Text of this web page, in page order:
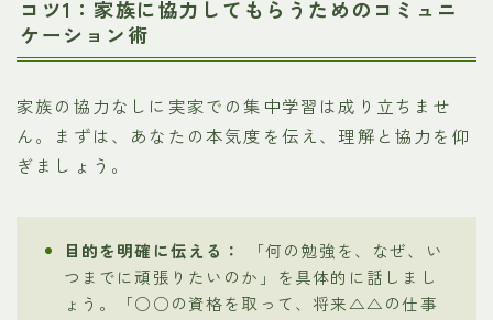
コツ1：家族に協力してもらうためのコミュニ
ケーション術
家族の協力なしに実家での集中学習は成り立ちませ
ん。まずは、あなたの本気度を伝え、理解と協力を仰
ぎましょう。
目的を明確に伝える：
「何の勉強を、なぜ、い
つまでに頑張りたいのか」を具体的に話しまし
ょう。「○○の資格を取って、将来△△の仕事